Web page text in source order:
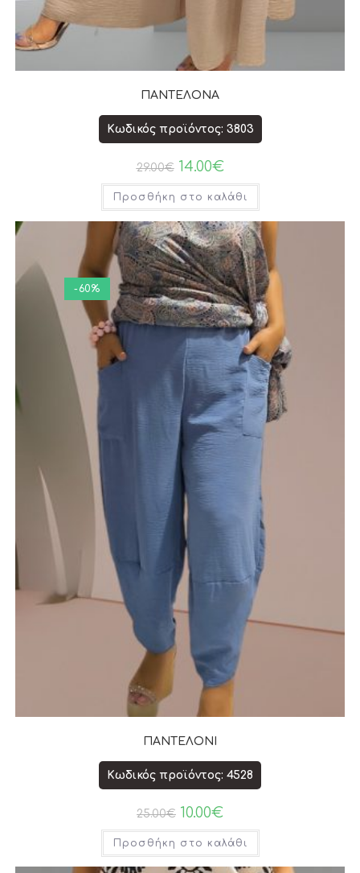
ΠΑΝΤΕΛΟΝΑ
Κωδικός προϊόντος: 3803
29.00€ 14.00€
Προσθήκη στο καλάθι
-60%
ΠΑΝΤΕΛΟΝΙ
Κωδικός προϊόντος: 4528
25.00€ 10.00€
Προσθήκη στο καλάθι